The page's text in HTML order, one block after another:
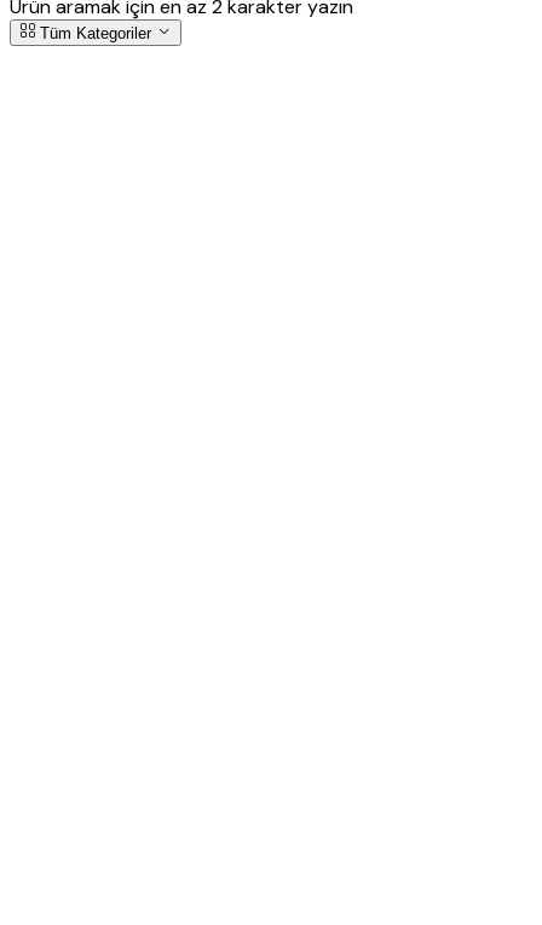
Ürün aramak için en az 2 karakter yazın
Tüm Kategoriler